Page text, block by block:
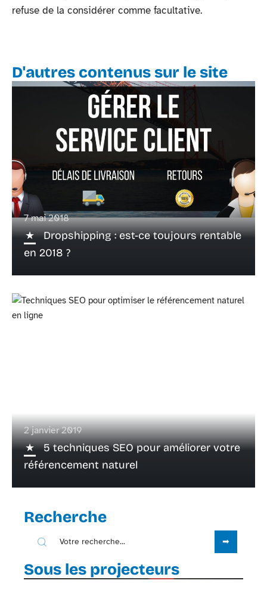
refuse de la considérer comme facultative.
D'autres contenus sur le site
7 mai 2018
Dropshipping : est-ce toujours rentable
en 2018 ?
2 janvier 2019
5 techniques SEO pour améliorer votre
référencement naturel
Recherche
Sous les projecteurs